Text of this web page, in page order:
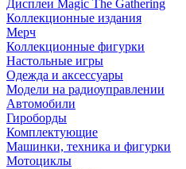
Дисплеи Magic The Gathering
Коллекционные издания
Мерч
Коллекционные фигурки
Настольные игры
Одежда и аксессуары
Модели на радиоуправлении
Автомобили
Гироборды
Комплектующие
Машинки, техника и фигурки
Мотоциклы